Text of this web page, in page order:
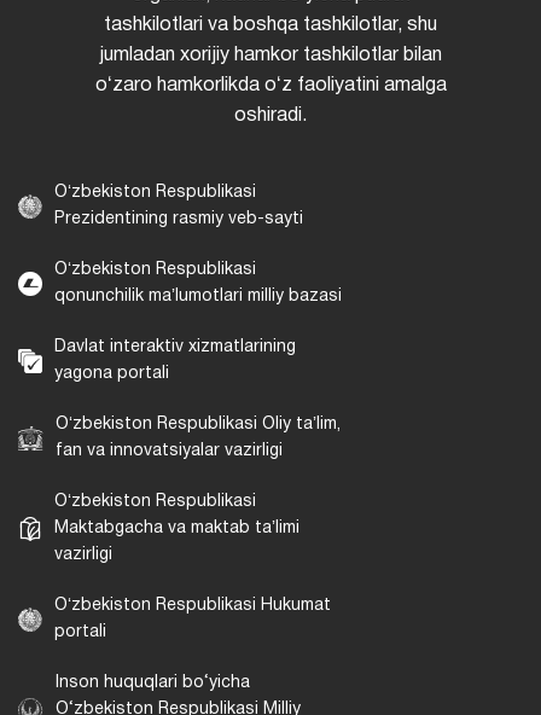
tashkilotlari va boshqa tashkilotlar, shu
jumladan xorijiy hamkor tashkilotlar bilan
oʻzaro hamkorlikda oʻz faoliyatini amalga
oshiradi.
Oʻzbekiston Respublikasi
Prezidentining rasmiy veb-sayti
Oʻzbekiston Respublikasi
qonunchilik maʼlumotlari milliy bazasi
Davlat interaktiv xizmatlarining
yagona portali
Oʻzbekiston Respublikasi Oliy taʼlim,
fan va innovatsiyalar vazirligi
Oʻzbekiston Respublikasi
Maktabgacha va maktab taʼlimi
vazirligi
Oʻzbekiston Respublikasi Hukumat
portali
Inson huquqlari bo‘yicha
O‘zbekiston Respublikasi Milliy